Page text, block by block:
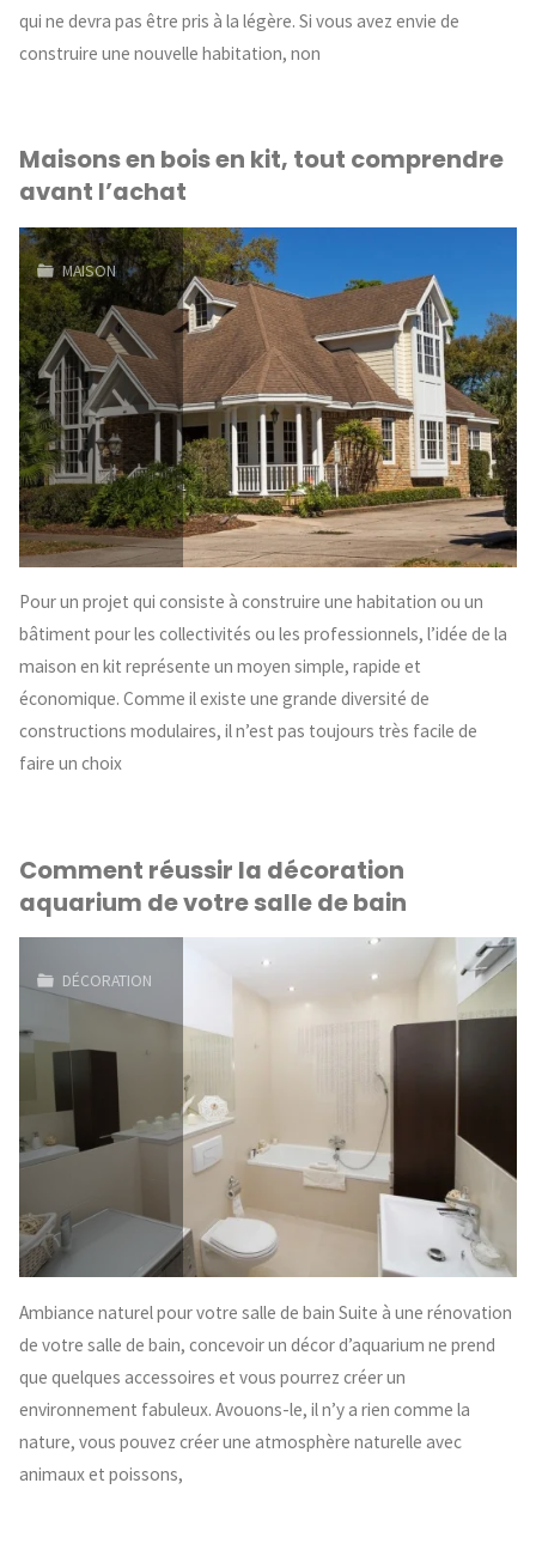
qui ne devra pas être pris à la légère. Si vous avez envie de
construire une nouvelle habitation, non
Maisons en bois en kit, tout comprendre
avant l’achat
MAISON
Pour un projet qui consiste à construire une habitation ou un
bâtiment pour les collectivités ou les professionnels, l’idée de la
maison en kit représente un moyen simple, rapide et
économique. Comme il existe une grande diversité de
constructions modulaires, il n’est pas toujours très facile de
faire un choix
Comment réussir la décoration
aquarium de votre salle de bain
DÉCORATION
Ambiance naturel pour votre salle de bain Suite à une rénovation
de votre salle de bain, concevoir un décor d’aquarium ne prend
que quelques accessoires et vous pourrez créer un
environnement fabuleux. Avouons-le, il n’y a rien comme la
nature, vous pouvez créer une atmosphère naturelle avec
animaux et poissons,